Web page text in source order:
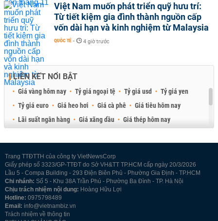
Việt Nam muốn phát triển quỹ hưu trí:
Từ tiết kiệm gia đình thành nguồn cấp
vốn dài hạn và kinh nghiệm từ Malaysia
QUỐC TẾ - 4 giờ trước
LIÊN KẾT NỔI BẬT
Giá vàng hôm nay Tỷ giá ngoại tệ Tỷ giá usd
Tỷ giá yen
Tỷ giá euro
Giá heo hơi Giá cà phê
Giá tiêu hôm nay
Lãi suất ngân hàng
Giá xăng dầu
Giá thép hôm nay
Trang TTĐTTH của công ty VietNewsCorp
Giấy phép số 3323/GP-TTĐT do Sở VH&TT TP.HCM cấp ngày 20/3/2026
Lầu 5 - Compa Building - 293 Điện Biên Phủ - Phường Gia Định - TP.HCM
Chi nhánh: Số 5 - Khu 38A Trần Phú - Phường Ba Đình - TP. Hà Nội
Chịu trách nhiệm nội dung: Hoàng Hữu Lợi
Hotline: 0975798489
Email: info@vietnambiz.vn
Trách nhiệm về thông tin